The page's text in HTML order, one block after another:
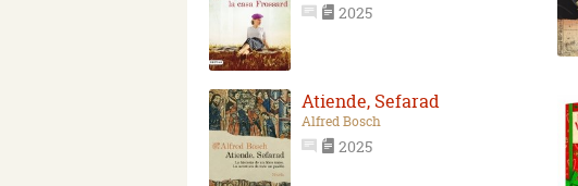
2025
Atiende, Sefarad
Alfred Bosch
2025